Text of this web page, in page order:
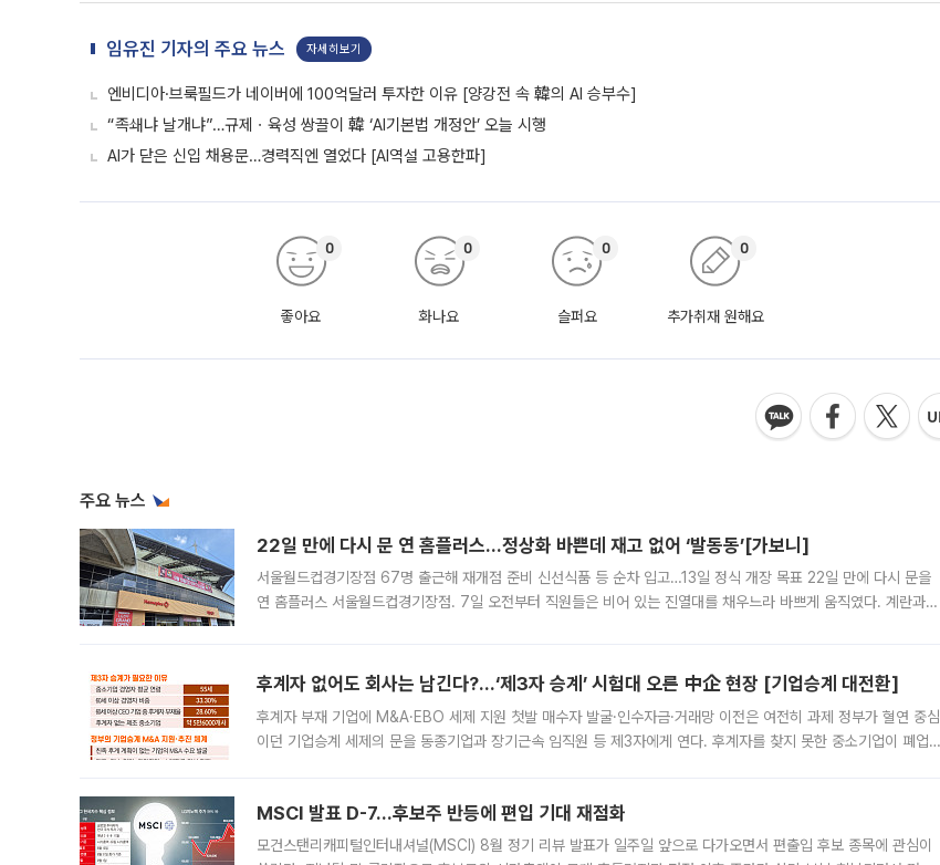
임유진 기자의 주요 뉴스 자세히보기
엔비디아·브룩필드가 네이버에 100억달러 투자한 이유 [양강전 속 韓의 AI 승부수]
“족쇄냐 날개냐”…규제ㆍ육성 쌍끌이 韓 ‘AI기본법 개정안’ 오늘 시행
AI가 닫은 신입 채용문…경력직엔 열었다 [AI역설 고용한파]
좋아요
0
화나요
0
슬퍼요
0
추가취재 원해요
0
주요 뉴스
22일 만에 다시 문 연 홈플러스…정상화 바쁜데 재고 없어 ‘발동동’[가보니]
서울월드컵경기장점 67명 출근해 재개점 준비 신선식품 등 순차 입고…13일 정식 개장 목표 22일 만에 다시 문을
연 홈플러스 서울월드컵경기장점. 7일 오전부터 직원들은 비어 있는 진열대를 채우느라 바쁘게 움직였다. 계란과
후계자 없어도 회사는 남긴다?…‘제3자 승계’ 시험대 오른 中企 현장 [기업승계 대전환]
후계자 부재 기업에 M&A·EBO 세제 지원 첫발 매수자 발굴·인수자금·거래망 이전은 여전히 과제 정부가 혈연 중심
이던 기업승계 세제의 문을 동종기업과 장기근속 임직원 등 제3자에게 연다. 후계자를 찾지 못한 중소기업이 폐업
MSCI 발표 D-7…후보주 반등에 편입 기대 재점화
모건스탠리캐피털인터내셔널(MSCI) 8월 정기 리뷰 발표가 일주일 앞으로 다가오면서 편출입 후보 종목에 관심이